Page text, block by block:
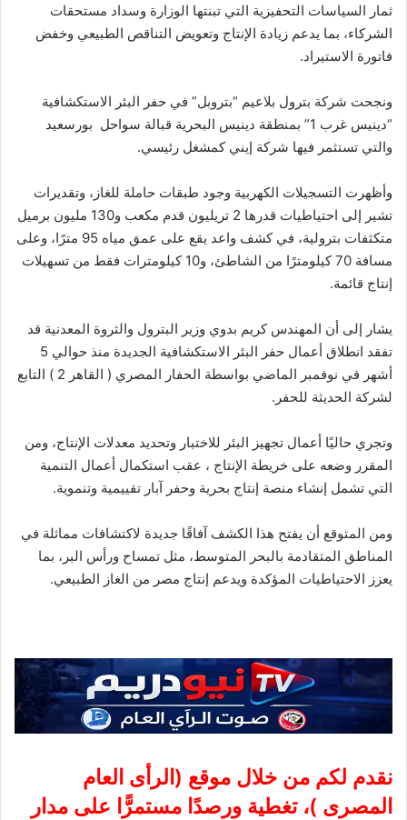
ثمار السياسات التحفيزية التي تبنتها الوزارة وسداد مستحقات
الشركاء، بما يدعم زيادة الإنتاج وتعويض التناقص الطبيعي وخفض
فاتورة الاستيراد.
ونجحت شركة بترول بلاعيم “بتروبل” في حفر البئر الاستكشافية
“دينيس غرب 1” بمنطقة دينيس البحرية قبالة سواحل بورسعيد
والتي تستثمر فيها شركة إيني كمشغل رئيسي.
وأظهرت التسجيلات الكهربية وجود طبقات حاملة للغاز، وتقديرات
تشير إلى احتياطيات قدرها 2 تريليون قدم مكعب و130 مليون برميل
متكثفات بترولية، في كشف واعد يقع على عمق مياه 95 مترًا، وعلى
مسافة 70 كيلومترًا من الشاطئ، و10 كيلومترات فقط من تسهيلات
إنتاج قائمة.
يشار إلى أن المهندس كريم بدوي وزير البترول والثروة المعدنية قد
تفقد انطلاق أعمال حفر البئر الاستكشافية الجديدة منذ حوالي 5
أشهر في نوفمبر الماضي بواسطة الحفار المصري ( القاهر 2 ) التابع
لشركة الحديثة للحفر.
وتجري حاليًا أعمال تجهيز البئر للاختبار وتحديد معدلات الإنتاج، ومن
المقرر وضعه على خريطة الإنتاج ، عقب استكمال أعمال التنمية
التي تشمل إنشاء منصة إنتاج بحرية وحفر آبار تقييمية وتنموية.
ومن المتوقع أن يفتح هذا الكشف آفاقًا جديدة لاكتشافات مماثلة في
المناطق المتقادمة بالبحر المتوسط، مثل تمساح ورأس البر، بما
يعزز الاحتياطيات المؤكدة ويدعم إنتاج مصر من الغاز الطبيعي.
نقدم لكم من خلال موقع (الرأى العام
المصرى )، تغطية ورصدًا مستمرًّا على مدار